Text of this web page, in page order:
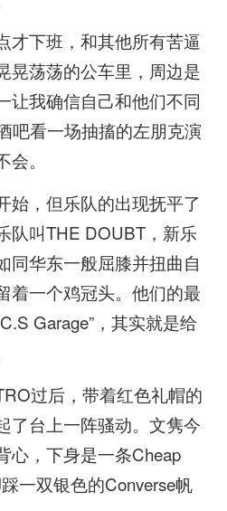
才下班，和其他所有苦逼
晃荡荡的公车里，周边是
让我确信自己和他们不同
吧看一场抽搐的左朋克演
。
始，但乐队的出现抚平了
队叫THE DOUBT，新乐
同华东一般屈膝并扭曲自
着一个鸡冠头。他们的最
Garage”，其实就是给
过后，带着红色礼帽的
了台上一阵骚动。文隽今
心，下身是一条Cheap
一双银色的Converse帆